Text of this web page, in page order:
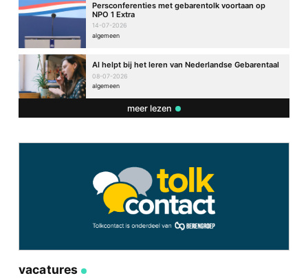
Persconferenties met gebarentolk voortaan op
NPO 1 Extra
14-07-2026
algemeen
AI helpt bij het leren van Nederlandse Gebarentaal
08-07-2026
algemeen
meer lezen
vacatures